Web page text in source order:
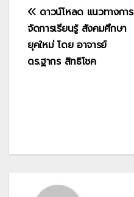
แนะแนว
เรื่อง
ดาวน์โหลด แนวทางการ
จัดการเรียนรู้ สังคมศึกษา
ยุคใหม่ โดย อาจารย์
ดร.ฐากร สิทธิโชค